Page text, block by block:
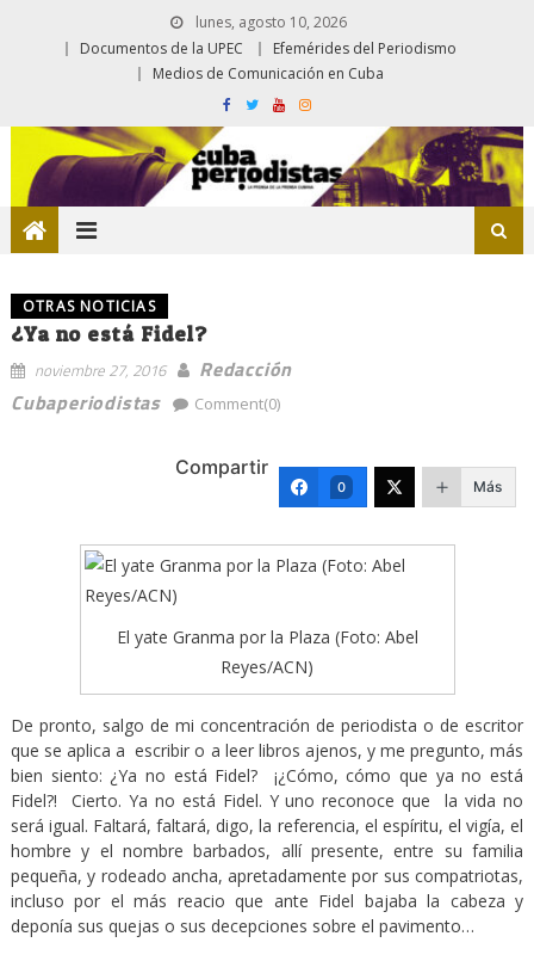
lunes, agosto 10, 2026
Documentos de la UPEC
Efemérides del Periodismo
Medios de Comunicación en Cuba
OTRAS NOTICIAS
¿Ya no está Fidel?
noviembre 27, 2016
Redacción
Cubaperiodistas
Comment(0)
Compartir
0 Más
El yate Granma por la Plaza (Foto: Abel
Reyes/ACN)
De pronto, salgo de mi concentración de periodista o de escritor
que se aplica a escribir o a leer libros ajenos, y me pregunto, más
bien siento: ¿Ya no está Fidel? ¡¿Cómo, cómo que ya no está
Fidel?! Cierto. Ya no está Fidel. Y uno reconoce que la vida no
será igual. Faltará, faltará, digo, la referencia, el espíritu, el vigía, el
hombre y el nombre barbados, allí presente, entre su familia
pequeña, y rodeado ancha, apretadamente por sus compatriotas,
incluso por el más reacio que ante Fidel bajaba la cabeza y
deponía sus quejas o sus decepciones sobre el pavimento…